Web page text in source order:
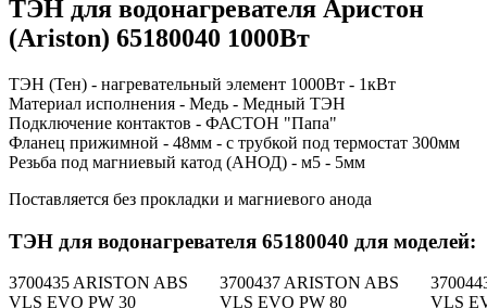
ТЭН для водонагревателя Аристон
(Ariston) 65180040 1000Вт
ТЭН (Тен) - нагревательный элемент 1000Вт - 1кВт
Материал исполнения - Медь - Медный ТЭН
Подключение контактов - ФАСТОН "Папа"
Фланец прижимной - 48мм - с трубкой под термостат 300мм
Резьба под магниевый катод (АНОД) - м5 - 5мм
Поставляется без прокладки и магниевого анода
ТЭН для водонагревателя 65180040 для моделей:
3700435 ARISTON ABS
VLS EVO PW 30
3700437 ARISTON ABS
VLS EVO PW 80
VLS